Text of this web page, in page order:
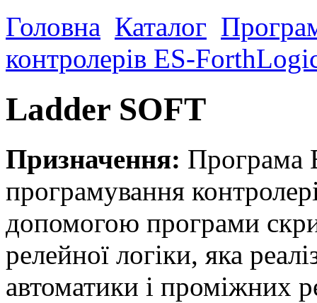
Головна Каталог
контролерів ES-
Ladder SOFT
Призначення: Програма
програмування
допомогою програми
релейної логіки, яка
автоматики і проміжних